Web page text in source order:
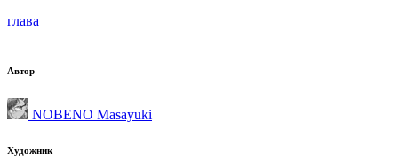
глава
Автор
NOBENO Masayuki
Художник